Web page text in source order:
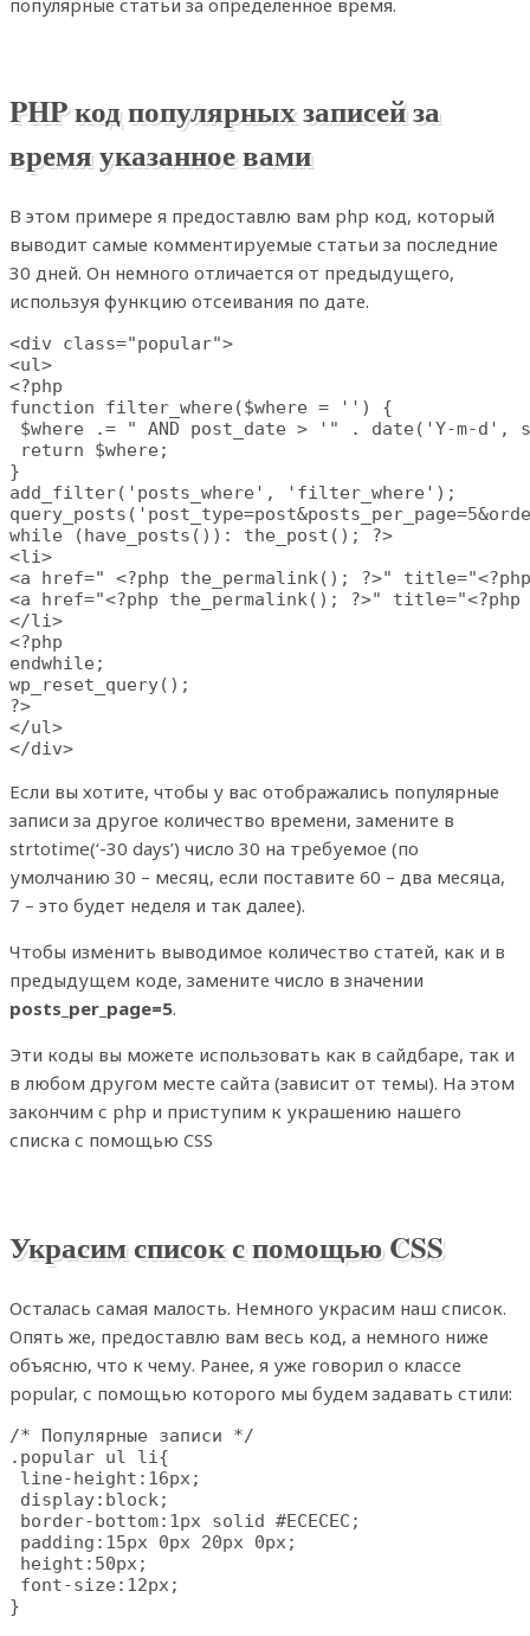
PHP код популярных записей за
время указанное вами
В этом примере я предоставлю вам php код, который
выводит самые комментируемые статьи за последние
30 дней. Он немного отличается от предыдущего,
используя функцию отсеивания по дате.
<div class="popular">
<ul>
<?php
function filter_where($where = '') {
$where .= " AND post_date > '" . date('Y-m-
return $where;
}
add_filter('posts_where', 'filter_where');
while (have_posts()): the_post(); ?>
<li>
<a href=" <?php the_permalink(); ?>"
<a href="<?php the_permalink(); ?>"
</li>
<?php
endwhile;
wp_reset_query();
?>
</ul>
</div>
Если вы хотите, чтобы у вас отображались популярные
записи за другое количество времени, замените в
strtotime(‘-30 days’) число 30 на требуемое (по
умолчанию 30 – месяц, если поставите 60 – два месяца,
7 – это будет неделя и так далее).
Чтобы изменить выводимое количество статей, как и в
предыдущем коде, замените число в значении
posts_per_page=5.
Эти коды вы можете использовать как в сайдбаре, так и
в любом другом месте сайта (зависит от темы). На этом
закончим с php и приступим к украшению нашего
списка с помощью CSS
Украсим список с помощью CSS
Осталась самая малость. Немного украсим наш список.
Опять же, предоставлю вам весь код, а немного ниже
объясню, что к чему. Ранее, я уже говорил о классе
popular, с помощью которого мы будем задавать стили:
/* Популярные записи */
.popular ul li{
line-height:16px;
display:block;
border-bottom:1px solid #ECECEC;
padding:15px 0px 20px 0px;
height:50px;
font-size:12px;
}